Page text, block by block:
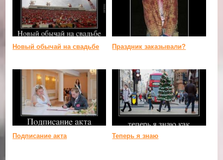
Новый обычай на свадьбе Праздник заказывали?
Подписание акта Теперь я знаю